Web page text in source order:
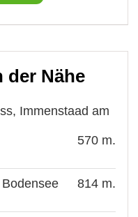
der Nähe
Immenstaad am
570 m.
814 m.